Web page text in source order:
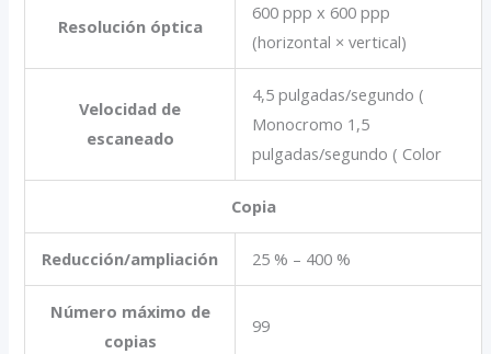
Resolución óptica
600 ppp x 600 ppp
(horizontal × vertical)
Velocidad de
escaneado
4,5 pulgadas/segundo (
Monocromo 1,5
pulgadas/segundo ( Color
Copia
Reducción/ampliación 25 % – 400 %
Número máximo de
copias
99